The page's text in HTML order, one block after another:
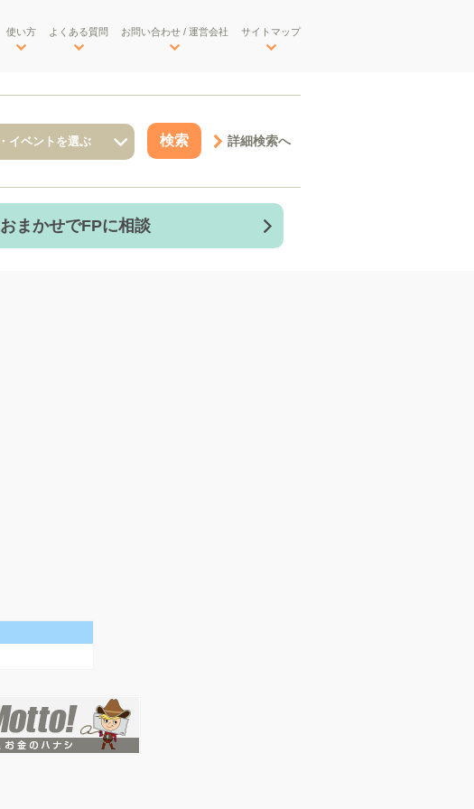
使い方 よくある質問 お問い合わせ / 運営会社 サイトマップ
詳細検索へ
おまかせでFPに相談